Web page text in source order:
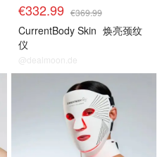
€332.99 €369.99
CurrentBody Skin 焕亮颈纹
仪
@dealmoon.de